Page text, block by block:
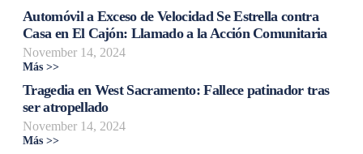
Automóvil a Exceso de Velocidad Se Estrella contra
Casa en El Cajón: Llamado a la Acción Comunitaria
November 14, 2024
Más >>
Tragedia en West Sacramento: Fallece patinador tras
ser atropellado
November 14, 2024
Más >>